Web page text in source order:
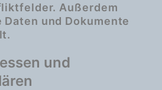
Außerdem
und Dokumente
und